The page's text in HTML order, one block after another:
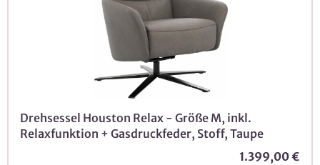
Drehsessel Houston Relax - Größe M, inkl.
Relaxfunktion + Gasdruckfeder, Stoff, Taupe
1.399,00 €